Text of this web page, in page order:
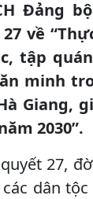
Đảng
về
tập
minh
Giang,
2030”.
27,
dân